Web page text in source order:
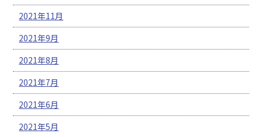
2021年11月
2021年9月
2021年8月
2021年7月
2021年6月
2021年5月